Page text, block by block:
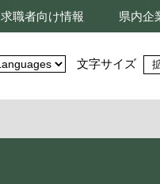
求職者向け情報 県内企
文字サイズ